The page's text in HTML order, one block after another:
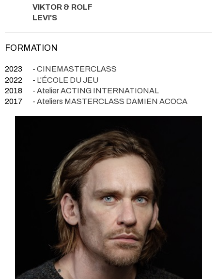
VIKTOR & ROLF
LEVI'S
FORMATION
2023
- CINEMASTERCLASS
2022
- L'ÉCOLE DU JEU
2018
- Atelier ACTING INTERNATIONAL
2017
- Ateliers MASTERCLASS DAMIEN ACOCA